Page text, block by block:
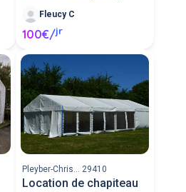
Fleucy C
100€/jr
Pleyber-Chris... 29410
Location de chapiteau